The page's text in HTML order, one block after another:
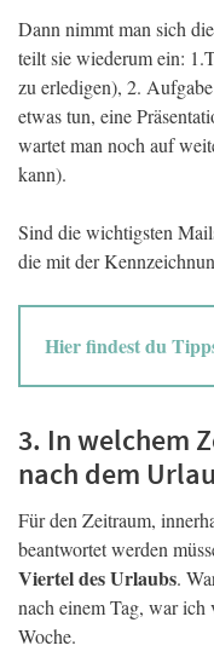
Dann nimmt man sich die
teilt sie wiederum ein:
zu erledigen), 2.
etwas tun, eine
wartet man noch auf
kann).
Sind die wichtigsten
die mit der
Hier findest du
3. In welchem
nach dem
Für den Zeitraum,
beantwortet werden
Viertel des Urlaubs.
nach einem Tag, war
Woche.